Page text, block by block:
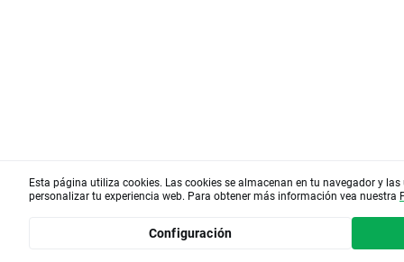
Esta página utiliza cookies. Las cookies se almacenan en tu navegador y
personalizar tu experiencia web. Para obtener más información vea nuestra
Configuración